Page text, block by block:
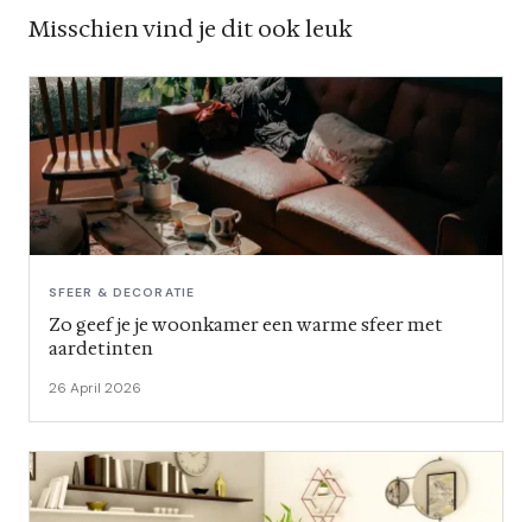
Misschien vind je dit ook leuk
SFEER & DECORATIE
Zo geef je je woonkamer een warme sfeer met
aardetinten
26 April 2026